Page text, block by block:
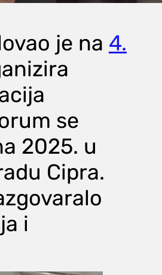
je na 4.
se
2025. u
Cipra.
i